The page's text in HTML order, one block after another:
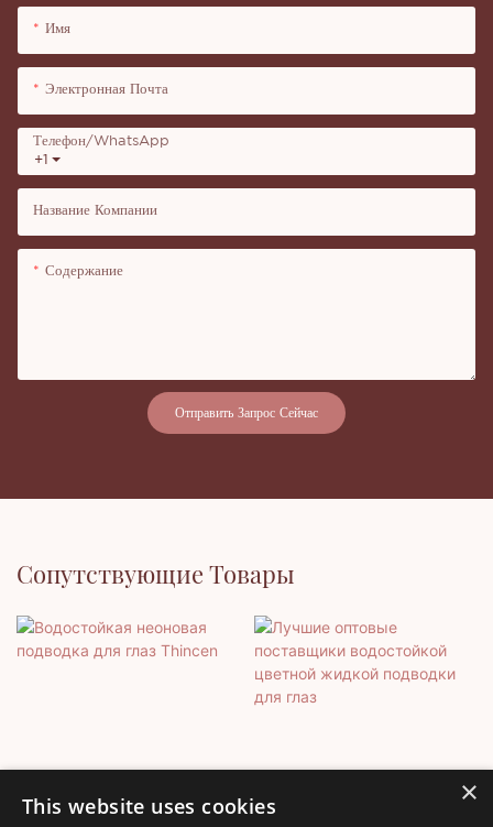
Имя
Электронная Почта
+1
Телефон/WhatsApp
Название Компании
Содержание
Отправить Запрос Сейчас
Сопутствующие Товары
×
This website uses cookies